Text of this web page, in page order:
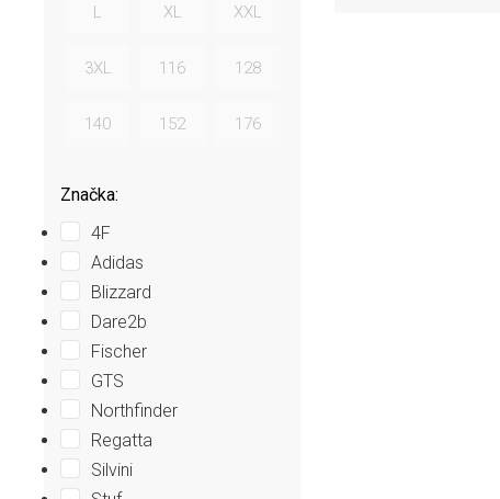
L XL XXL
3XL 116 128
140 152 176
Značka:
4F
Adidas
Blizzard
Dare2b
Fischer
GTS
Northfinder
Regatta
Silvini